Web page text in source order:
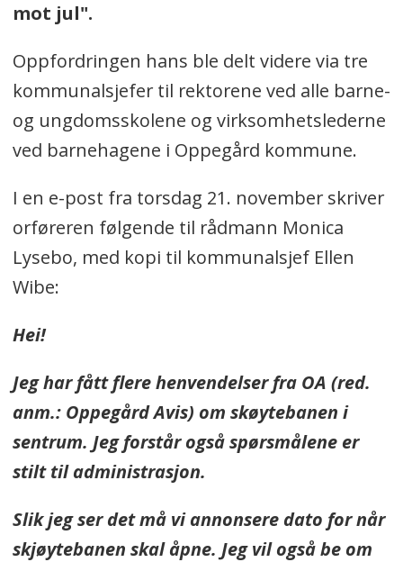
mot jul".
Oppfordringen hans ble delt videre via tre
kommunalsjefer til rektorene ved alle barne-
og ungdomsskolene og virksomhetslederne
ved barnehagene i Oppegård kommune.
I en e-post fra torsdag 21. november skriver
orføreren følgende til rådmann Monica
Lysebo, med kopi til kommunalsjef Ellen
Wibe:
Hei!
Jeg har fått flere henvendelser fra OA (red.
anm.: Oppegård Avis) om skøytebanen i
sentrum. Jeg forstår også spørsmålene er
stilt til administrasjon.
Slik jeg ser det må vi annonsere dato for når
skjøytebanen skal åpne. Jeg vil også be om